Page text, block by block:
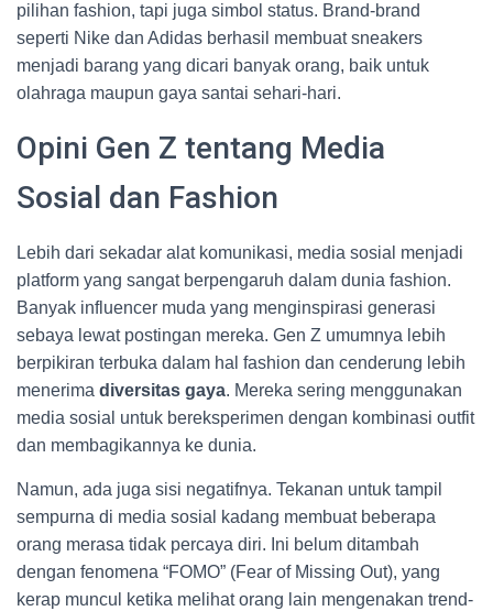
pilihan fashion, tapi juga simbol status. Brand-brand
seperti Nike dan Adidas berhasil membuat sneakers
menjadi barang yang dicari banyak orang, baik untuk
olahraga maupun gaya santai sehari-hari.
Opini Gen Z tentang Media
Sosial dan Fashion
Lebih dari sekadar alat komunikasi, media sosial menjadi
platform yang sangat berpengaruh dalam dunia fashion.
Banyak influencer muda yang menginspirasi generasi
sebaya lewat postingan mereka. Gen Z umumnya lebih
berpikiran terbuka dalam hal fashion dan cenderung lebih
menerima diversitas gaya. Mereka sering menggunakan
media sosial untuk bereksperimen dengan kombinasi outfit
dan membagikannya ke dunia.
Namun, ada juga sisi negatifnya. Tekanan untuk tampil
sempurna di media sosial kadang membuat beberapa
orang merasa tidak percaya diri. Ini belum ditambah
dengan fenomena “FOMO” (Fear of Missing Out), yang
kerap muncul ketika melihat orang lain mengenakan trend-